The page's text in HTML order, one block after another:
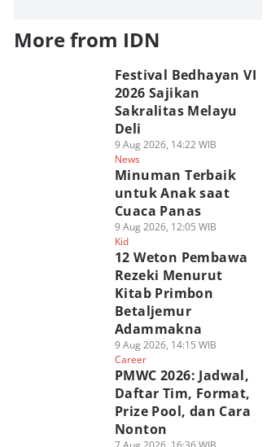
More from IDN
Festival Bedhayan VI
2026 Sajikan
Sakralitas Melayu
Deli
9 Aug 2026, 14:22 WIB
News
Minuman Terbaik
untuk Anak saat
Cuaca Panas
9 Aug 2026, 12:05 WIB
Kid
12 Weton Pembawa
Rezeki Menurut
Kitab Primbon
Betaljemur
Adammakna
9 Aug 2026, 14:15 WIB
Career
PMWC 2026: Jadwal,
Daftar Tim, Format,
Prize Pool, dan Cara
Nonton